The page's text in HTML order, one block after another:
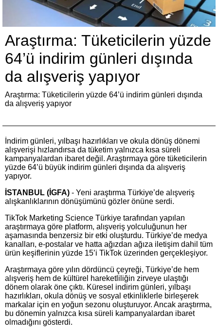
Araştırma: Tüketicilerin yüzde
64’ü indirim günleri dışında
da alışveriş yapıyor
Araştırma: Tüketicilerin yüzde 64’ü indirim günleri dışında
da alışveriş yapıyor
İndirim günleri, yılbaşı hazırlıkları ve okula dönüş dönemi
alışverişi hızlandırsa da tüketim yalnızca kısa süreli
kampanyalardan ibaret değil. Araştırmaya göre tüketicilerin
yüzde 64’ü büyük indirim günleri dışında da alışveriş
yapıyor.
İSTANBUL (İGFA) - Yeni araştırma Türkiye’de alışveriş
alışkanlıklarının dönüşümünü gözler önüne serdi.
TikTok Marketing Science Türkiye tarafından yapılan
araştırmaya göre platform, alışveriş yolculuğunun her
aşamasında benzersiz bir etki oluşturdu. Türkiye’de medya
kanalları, e-postalar ve hatta ağızdan ağıza iletişim dahil tüm
ürün keşiflerinin yüzde 15’i TikTok üzerinden gerçekleşiyor.
Araştırmaya göre yılın dördüncü çeyreği, Türkiye’de hem
alışveriş hem de kültürel hareketliliğin zirveye ulaştığı
dönem olarak öne çıktı. Küresel indirim günleri, yılbaşı
hazırlıkları, okula dönüş ve sosyal etkinliklerle birleşerek
markalar için en yoğun sezonu oluşturuyor. Ancak araştırma,
bu dönemin yalnızca kısa süreli kampanyalardan ibaret
olmadığını gösterdi.